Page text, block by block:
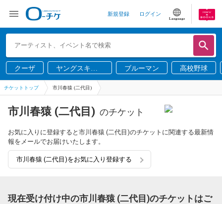
新規登録 ログイン
Language
クーザ
ヤングスキニ
ー
ブルーマン 高校野球
チケットトップ 市川春猿 (二代目)
市川春猿 (二代目) のチケット
お気に入りに登録すると市川春猿 (二代目)のチケットに関連する最新情
報をメールでお届けいたします。
市川春猿 (二代目)をお気に入り登録する
現在受け付け中の市川春猿 (二代目)のチケットはご